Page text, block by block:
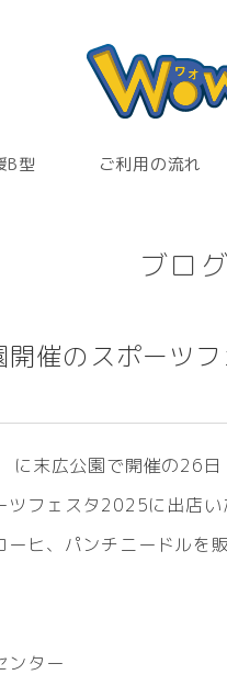
B型 ご利用の流れ
ブログ
催のスポーツフ
に末広公園で開催の
フェスタ2025に出店い
ヒ、パンチニードルを
ター